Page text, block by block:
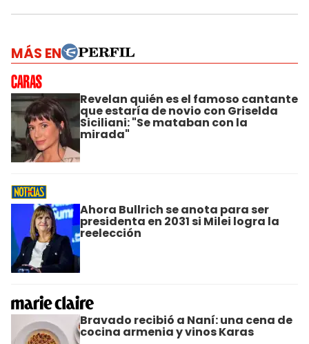
MÁS EN
Revelan quién es el famoso cantante
que estaría de novio con Griselda
Siciliani: "Se mataban con la
mirada"
Ahora Bullrich se anota para ser
presidenta en 2031 si Milei logra la
reelección
Bravado recibió a Naní: una cena de
cocina armenia y vinos Karas